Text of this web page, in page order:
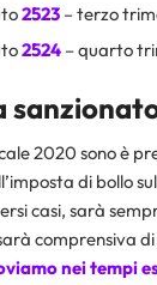
2523 – terzo
2524 – quarto
2020 sono è
di bollo
casi, sarà
comprensiva di
nei tempi